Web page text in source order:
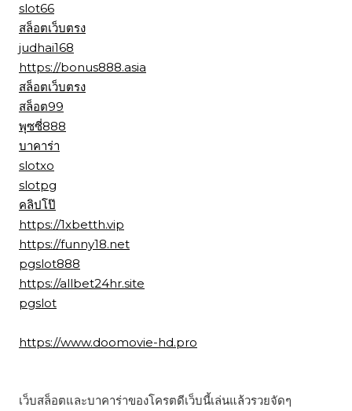
slot66
สล็อตเว็บตรง
judhai168
https://bonus888.asia
สล็อตเว็บตรง
สล็อต99
พุซซี่888
บาคาร่า
slotxo
slotpg
คลิปโป๊
https://1xbetth.vip
https://funny18.net
pgslot888
https://allbet24hr.site
pgslot
https://www.doomovie-hd.pro
เว็บสล็อตและบาคาร่าของโครตดีเว็บนี้เล่นแล้วรวยจัดๆ